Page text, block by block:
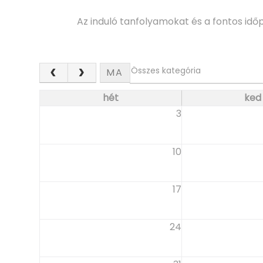
Az induló tanfolyamokat és a fontos
MA
hét ked
3
10
17
24